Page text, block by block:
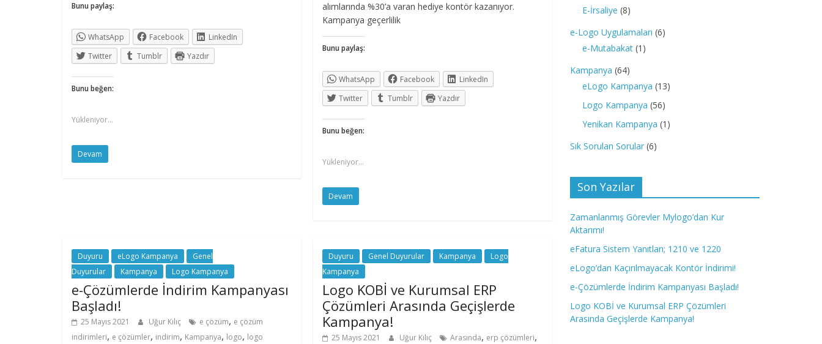
Bunu paylaş:
WhatsApp Facebook
LinkedIn
Twitter
Tumblr Yazdır
Bunu beğen:
Yükleniyor...
Devam
alımlarında %30’a varan hediye kontör kazanıyor.
Kampanya geçerlilik
Bunu paylaş:
WhatsApp Facebook
LinkedIn
Twitter
Tumblr Yazdır
Bunu beğen:
Yükleniyor...
Devam
Duyuru eLogo Kampanya
Genel
Duyurular
Kampanya Logo Kampanya
e-Çözümlerde İndirim Kampanyası
Başladı!
25 Mayıs 2021 Uğur Kılıç e çözüm, e çözüm
indirimleri, e çözümler, indirim, Kampanya, logo, logo
Duyuru Genel Duyurular Kampanya
Logo
Kampanya
Logo KOBİ ve Kurumsal ERP
Çözümleri Arasında Geçişlerde
Kampanya!
25 Mayıs 2021 Uğur Kılıç Arasında, erp çözümleri,
E-İrsaliye (8)
e-Logo Uygulamaları (6)
e-Mutabakat (1)
Kampanya (64)
eLogo Kampanya (13)
Logo Kampanya (56)
Yenikan Kampanya (1)
Sık Sorulan Sorular (6)
Son Yazılar
Zamanlanmış Görevler Mylogo’dan Kur
Aktarımı!
eFatura Sistem Yanıtları; 1210 ve 1220
eLogo’dan Kaçırılmayacak Kontör İndirimi!
e-Çözümlerde İndirim Kampanyası Başladı!
Logo KOBİ ve Kurumsal ERP Çözümleri
Arasında Geçişlerde Kampanya!